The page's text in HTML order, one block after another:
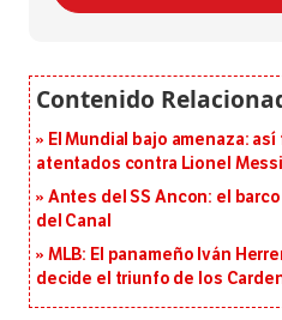
El Mundial bajo amenaza:
atentados contra Lionel Messi
Antes del SS Ancon: el
del Canal
MLB: El panameño Iván
decide el triunfo de los